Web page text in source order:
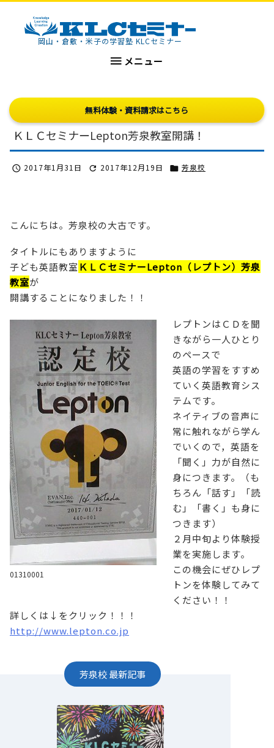
KLCセミナー岡山・倉敷・米子の学習塾 KLCセミナー
 メニュー
無料体験・資料請求はこちら
ＫＬＣセミナーLepton芳泉教室開講！
 2017年1月31日  2017年12月19日  芳泉校
こんにちは。芳泉校の大古です。
タイトルにもありますように
子ども英語教室 ＫＬＣセミナーLepton（レプトン）芳泉
教室が
開講することになりました！！
01310001
レプトンはＣＤを聞
きながら一人ひとり
のペースで
英語の学習をすすめ
ていく英語教育シス
テムです。
ネイティブの音声に
常に触れながら学ん
でいくので，英語を
「聞く」力が自然に
身につきます。（も
ちろん「話す」「読
む」「書く」も身に
つきます）
２月中旬より体験授
業を実施します。
この機会にぜひレプ
トンを体験してみて
ください！！
詳しくは↓をクリック！！！
http://www.lepton.co.jp
芳泉校最新記事